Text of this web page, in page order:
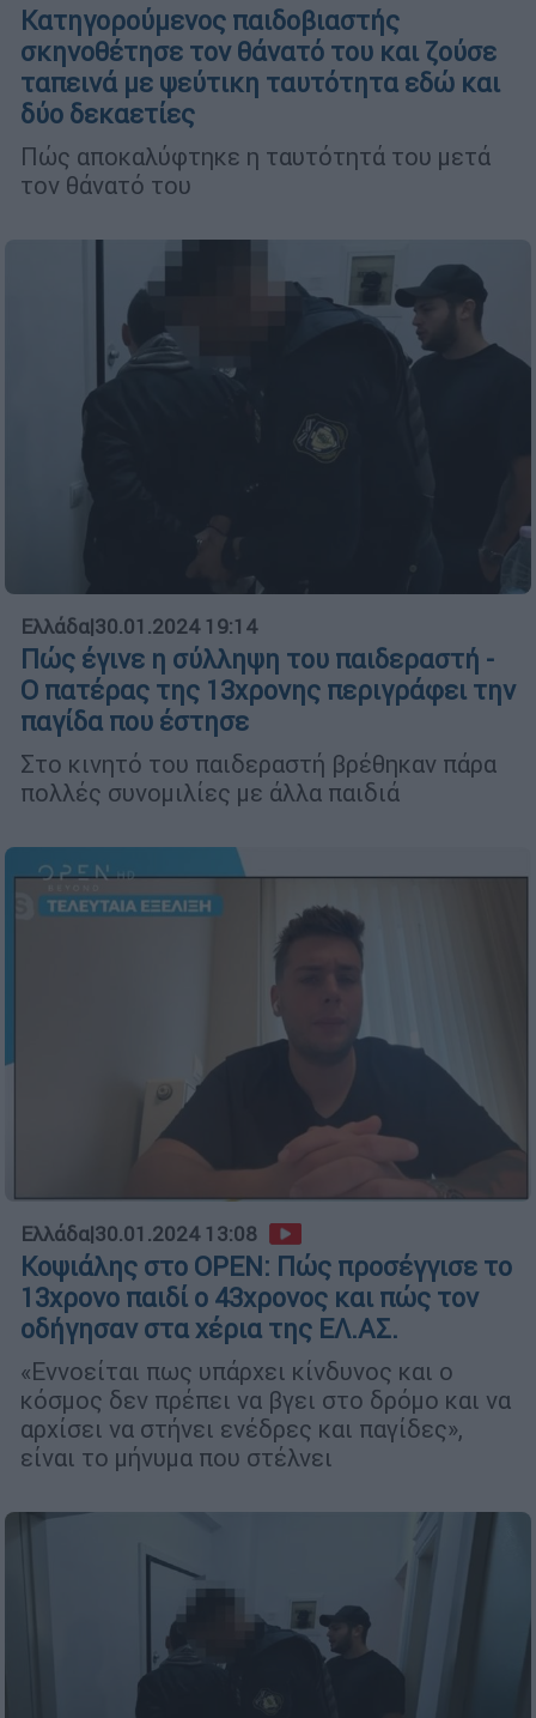
Κατηγορούμενος παιδοβιαστής
σκηνοθέτησε τον θάνατό του και ζούσε
ταπεινά με ψεύτικη ταυτότητα εδώ και
δύο δεκαετίες
Πώς αποκαλύφτηκε η ταυτότητά του μετά
τον θάνατό του
Ελλάδα|30.01.2024 19:14
Πώς έγινε η σύλληψη του παιδεραστή -
Ο πατέρας της 13χρονης περιγράφει την
παγίδα που έστησε
Στο κινητό του παιδεραστή βρέθηκαν πάρα
πολλές συνομιλίες με άλλα παιδιά
Ελλάδα|30.01.2024 13:08
Κοψιάλης στο OPEN: Πώς προσέγγισε το
13χρονο παιδί ο 43χρονος και πώς τον
οδήγησαν στα χέρια της ΕΛ.ΑΣ.
«Εννοείται πως υπάρχει κίνδυνος και ο
κόσμος δεν πρέπει να βγει στο δρόμο και να
αρχίσει να στήνει ενέδρες και παγίδες»,
είναι το μήνυμα που στέλνει